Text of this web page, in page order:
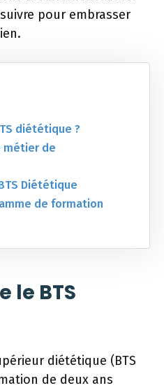
pour embrasser
diététique ?
métier de
Diététique
de formation
le BTS
diététique (BTS
de deux ans